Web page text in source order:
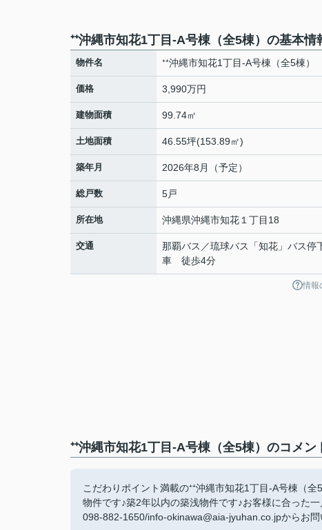
⁺⁺沖縄市知花1丁目-A号棟（全5棟）の基本情
物件名 ⁺⁺沖縄市知花1丁目-A号棟（全5棟）
価格 3,990万円
建物面積 99.74㎡
土地面積 46.55坪(153.89㎡)
築年月 2026年8月（予定）
総戸数 5戸
所在地 沖縄県沖縄市知花 １丁目18
交通
那覇バス／琉球バス「知花」バス停
車 徒歩4分
情報
⁺⁺沖縄市知花1丁目-A号棟（全5棟）のコメ
こだわりポイント満載の⁺⁺沖縄市知花1丁目-A号棟（
物件です♪築2年以内の築浅物件です♪お客様に合った
098-882-1650/info-okinawa@aia-jyuhan.co.jpからお